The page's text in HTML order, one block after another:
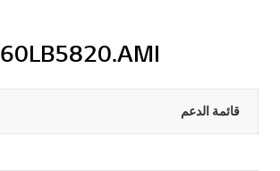
60LB5820.AMI
قائمة الدعم